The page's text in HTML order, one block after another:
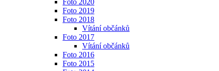
Foto 2020
Foto 2019
Foto 2018
Vítání občánků
Foto 2017
Vítání občánků
Foto 2016
Foto 2015